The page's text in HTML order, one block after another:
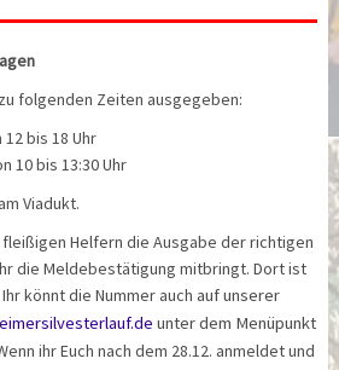
folgenden Zeiten ausgegeben:
bis 18 Uhr
10 bis 13:30 Uhr
Viadukt.
Helfern die Ausgabe der richtigen
die Meldebestätigung mitbringt. Dort ist
könnt die Nummer auchauf unserer
unter dem Menüpunkt
ihr Euch nach dem 28.12. anmeldet und